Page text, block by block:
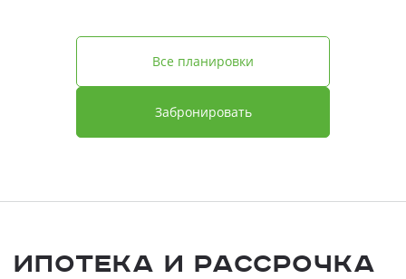
Забронировать
Все планировки
Ипотека и Рассрочка